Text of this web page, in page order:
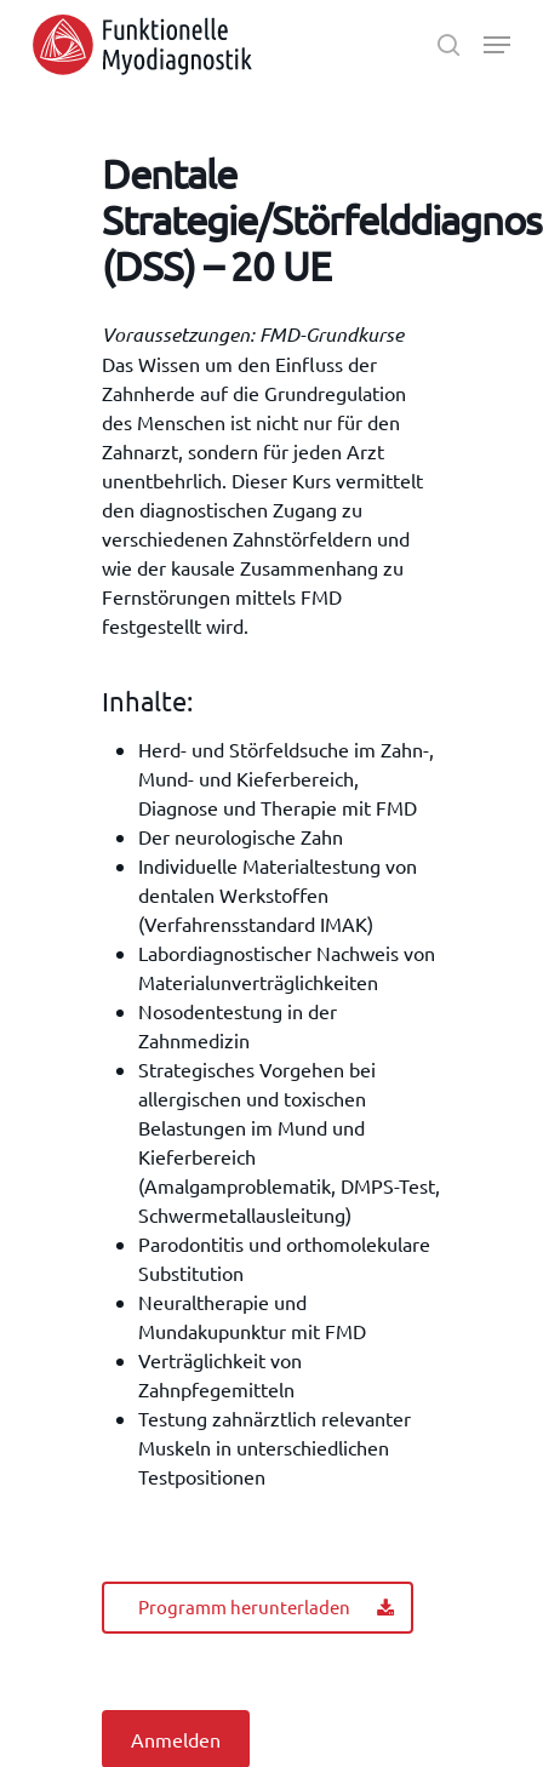
main
search
Menu
Dentale
Strategie/
(DSS) – 20 UE
Voraussetzungen: FMD-Grundkurse
Das Wissen um den Einfluss der
Zahnherde auf die Grundregulation
des Menschen ist nicht nur für den
Zahnarzt, sondern für jeden Arzt
unentbehrlich. Dieser Kurs vermittelt
den diagnostischen Zugang zu
verschiedenen Zahnstörfeldern und
wie der kausale Zusammenhang zu
Fernstörungen mittels FMD
festgestellt wird.
Inhalte:
Herd- und Störfeldsuche im Zahn-,
Mund- und Kieferbereich,
Diagnose und Therapie mit FMD
Der neurologische Zahn
Individuelle Materialtestung von
dentalen Werkstoffen
(Verfahrensstandard IMAK)
Labordiagnostischer Nachweis von
Materialunverträglichkeiten
Nosodentestung in der
Zahnmedizin
Strategisches Vorgehen bei
allergischen und toxischen
Belastungen im Mund und
Kieferbereich
(Amalgamproblematik, DMPS-Test,
Schwermetallausleitung)
Parodontitis und orthomolekulare
Substitution
Neuraltherapie und
Mundakupunktur mit FMD
Verträglichkeit von
Zahnpfegemitteln
Testung zahnärztlich relevanter
Muskeln in unterschiedlichen
Testpositionen
Programm herunterladen
Anmelden